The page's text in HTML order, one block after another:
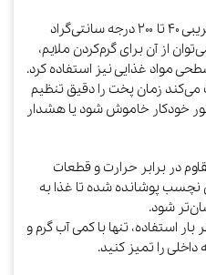
بازه دمایی این سرخ‌کن در حد تقریبی ۴۰ تا ۲۰۰ درجه سانتی‌گراد
از آن برای گرم‌کردن ملایم،
مواد غذایی نیز استفاده کرد.
نیز کمک می‌کند زمان پخت را دقیق تنظیم
خودکار خاموش شود یا هشدار
در برابر حرارت و قطعات
پوشانده شده تا غذا به
شود.
استفاده، تنها با کمی آب گرم و
را تمیز کنید.